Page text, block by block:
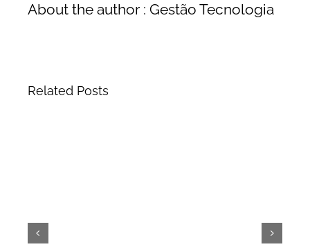
About the author : Gestão Tecnologia
Related Posts